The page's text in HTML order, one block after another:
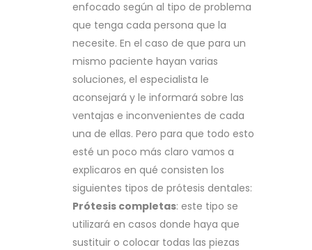
enfocado según al tipo de problema
que tenga cada persona que la
necesite. En el caso de que para un
mismo paciente hayan varias
soluciones, el especialista le
aconsejará y le informará sobre las
ventajas e inconvenientes de cada
una de ellas. Pero para que todo esto
esté un poco más claro vamos a
explicaros en qué consisten los
siguientes tipos de prótesis dentales:
Prótesis completas: este tipo se
utilizará en casos donde haya que
sustituir o colocar todas las piezas